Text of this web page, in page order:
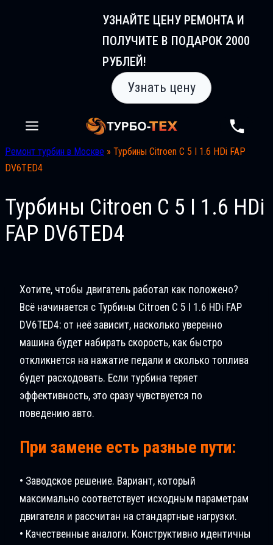
УЗНАЙТЕ ЦЕНУ РЕМОНТА И
ПОЛУЧИТЕ В ПОДАРОК 2000
РУБЛЕЙ!
Узнать цену
Ремонт турбин в Москве » Турбины Citroen C 5 I 1.6 HDi FAP
DV6TED4
Турбины Citroen C 5 I 1.6 HDi
FAP DV6TED4
Хотите, чтобы двигатель работал как положено?
Всё начинается с Турбины Citroen C 5 I 1.6 HDi FAP
DV6TED4: от неё зависит, насколько уверенно
машина будет набирать скорость, как быстро
откликнется на нажатие педали и сколько топлива
будет расходовать. Если турбина теряет
эффективность, это сразу чувствуется по
поведению авто.
При замене есть разные пути:
• Заводское решение. Вариант, который
максимально соответствует исходным параметрам
двигателя и рассчитан на стандартные нагрузки.
• Качественные аналоги. Конструктивно идентичны